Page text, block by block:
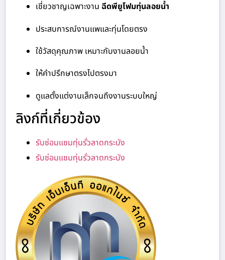
เชี่ยวชาญเฉพาะงาน ฉีดพียูโฟมทุ่นลอยน้ำ
ประสบการณ์งานแพและทุ่นโดยตรง
ใช้วัสดุคุณภาพ เหมาะกับงานลอยน้ำ
ให้คำปรึกษาตรงไปตรงมา
ดูแลตั้งแต่งานเล็กจนถึงงานระบบใหญ่
ลิงก์ที่เกี่ยวข้อง
รับซ่อมแซมทุ่นรั่วลาดกระบัง
รับซ่อมแซมทุ่นรั่วลาดกระบัง